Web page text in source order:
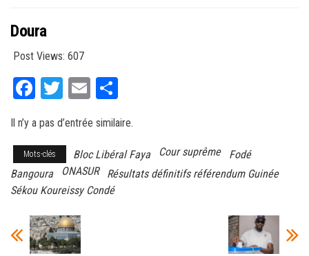
Doura
Post Views: 607
Fa
bo
ok
T
tt
er
E
ail ag
er
Il n’y a pas d’entrée similaire.
Mots-clés Bloc Libéral Faya Cour suprême
Fodé
Bangoura
ONASUR
Résultats définitifs référendum Guinée
Sékou Koureissy Condé